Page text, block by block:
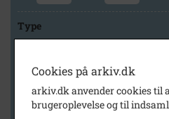
Type
Arkiv
Kalundborg Lokalarkiv
Cookies på arkiv.dk
arkiv.dk anvender cookies til
brugeroplevelse og til